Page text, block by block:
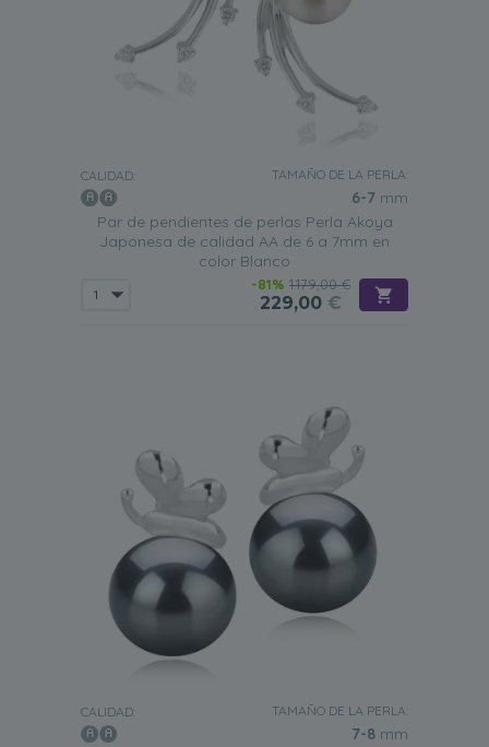
CALIDAD: TAMAÑO DE LA PERLA:
6-7 mm
Par de pendientes de perlas Perla Akoya
Japonesa de calidad AA de 6 a 7mm en
color Blanco
-81% 1.179,00 €
229,00 €
CALIDAD: TAMAÑO DE LA PERLA:
7-8 mm